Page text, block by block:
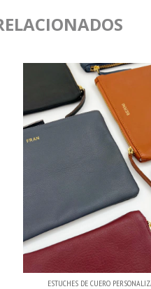
ESTUCHES DE CUERO